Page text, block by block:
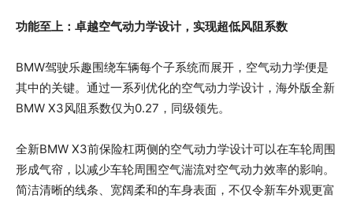
功能至上：卓越空气动力学设计，实现超低风阻系数
BMW驾驶乐趣围绕车辆每个子系统而展开，空气动力学便是
其中的关键。通过一系列优化的空气动力学设计，海外版全新
BMW X3风阻系数仅为0.27，同级领先。
全新BMW X3前保险杠两侧的空气动力学设计可以在车轮周围
形成气帘，以减少车轮周围空气湍流对空气动力效率的影响。
简洁清晰的线条、宽阔柔和的车身表面，不仅令新车外观更富